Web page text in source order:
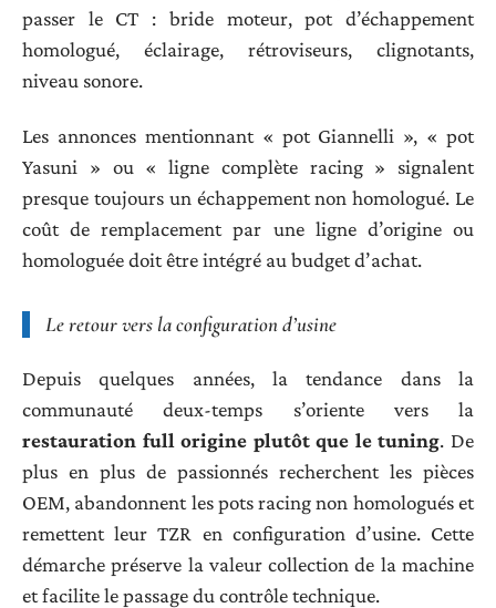
passer le CT : bride moteur, pot d’échappement
homologué, éclairage, rétroviseurs, clignotants,
niveau sonore.
Les annonces mentionnant « pot Giannelli », « pot
Yasuni » ou « ligne complète racing » signalent
presque toujours un échappement non homologué. Le
coût de remplacement par une ligne d’origine ou
homologuée doit être intégré au budget d’achat.
Le retour vers la configuration d’usine
Depuis quelques années, la tendance dans la
communauté deux-temps s’oriente vers la
restauration full origine plutôt que le tuning. De
plus en plus de passionnés recherchent les pièces
OEM, abandonnent les pots racing non homologués et
remettent leur TZR en configuration d’usine. Cette
démarche préserve la valeur collection de la machine
et facilite le passage du contrôle technique.